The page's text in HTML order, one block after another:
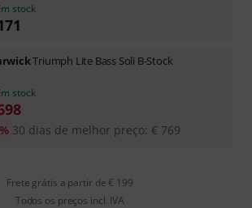
stock
Triumph Lite Bass Soli B-Stock
stock
30 dias de melhor preço: € 769
Frete grátis a partir de € 199
Todos os preços incl. IVA